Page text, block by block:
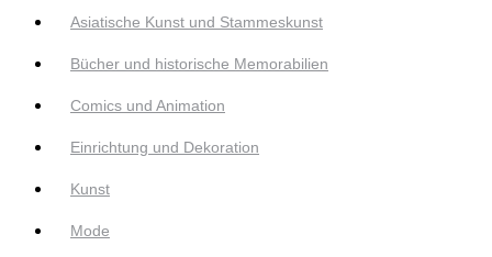
Asiatische Kunst und Stammeskunst
Bücher und historische Memorabilien
Comics und Animation
Einrichtung und Dekoration
Kunst
Mode